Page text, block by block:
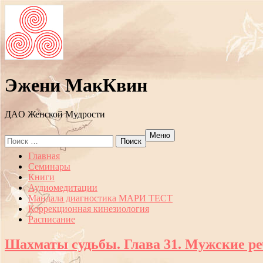
Эжени МакКвин
ДAO Женской Мудрости
Search
for:
Меню
Перейти
содержанию
Главная
Семинары
Книги
Аудиомедитации
Мандала диагностика МАРИ ТЕСТ
Коррекционная кинезиология
Расписание
Шахматы судьбы. Глава 31. Мужские